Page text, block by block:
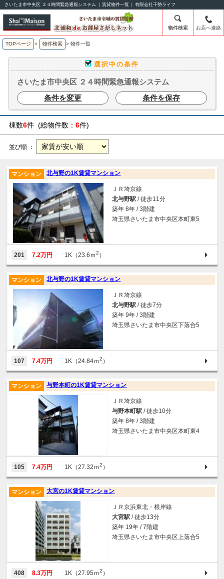
さいたま市中央区 ２４時間緊急通報システム ｜賃貸物件一覧｜ 有限会社千勢ライフ
物件検索 お店へ連絡
TOPページ > 物件検索 > 物件一覧
選択中の条件
さいたま市中央区 ２４時間緊急通報システム
条件を変更
条件を保存
棟数6件 (総物件数： 6件)
並び順 ：
北与野の1K賃貸マンション
マンション
ＪＲ埼京線
北与野駅 / 徒歩11分
築年 8年 / 3階建
埼玉県さいたま市中央区本町東5
201 7.2万円 1K（23.6ｍ2 ）
北与野の1K賃貸マンション
マンション
ＪＲ埼京線
北与野駅 / 徒歩7分
築年 9年 / 3階建
埼玉県さいたま市中央区下落合5
107 7.4万円 1K（24.84ｍ2 ）
与野本町の1K賃貸マンション
マンション
ＪＲ埼京線
与野本町駅 / 徒歩10分
築年 8年 / 3階建
埼玉県さいたま市中央区本町東4
105 7.4万円 1K（27.32ｍ2 ）
大宮の1K賃貸マンション
マンション
ＪＲ京浜東北・根岸線
大宮駅 / 徒歩13分
築年 19年 / 7階建
埼玉県さいたま市中央区上落合5
408 8.3万円 1K（27.95ｍ2 ）